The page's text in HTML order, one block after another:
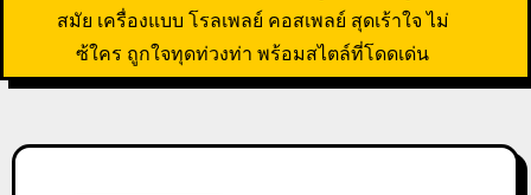
สมัย เครื่องแบบ โรลเพลย์ คอสเพลย์ สุดเร้าใจ ไม่
ซ้ใคร ถูกใจทุดท่วงท่า พร้อมสไตล์ที่โดดเด่น